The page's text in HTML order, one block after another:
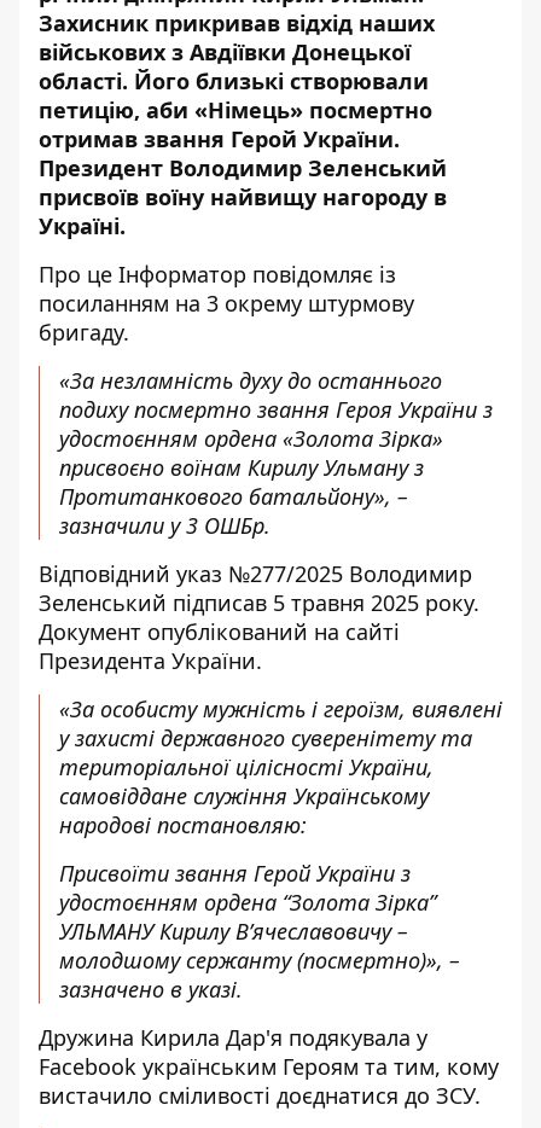
Захисник прикривав відхід наших
військових з Авдіївки Донецької
області. Його близькі створювали
петицію, аби «Німець» посмертно
отримав звання Герой України.
Президент Володимир Зеленський
присвоїв воїну найвищу нагороду в
Україні.
Про це Інформатор повідомляє із
посиланням на 3 окрему штурмову
бригаду.
«За незламність духу до останнього
подиху посмертно звання Героя України з
удостоєнням ордена «Золота Зірка»
присвоєно воїнам Кирилу Ульману з
Протитанкового батальйону», –
зазначили у 3 ОШБр.
Відповідний указ №277/2025 Володимир
Зеленський підписав 5 травня 2025 року.
Документ опублікований на сайті
Президента України.
«За особисту мужність і героїзм, виявлені
у захисті державного суверенітету та
територіальної цілісності України,
самовіддане служіння Українському
народові постановляю:
Присвоїти звання Герой України з
удостоєнням ордена “Золота Зірка”
УЛЬМАНУ Кирилу Вʼячеславовичу –
молодшому сержанту (посмертно)», –
зазначено в указі.
Дружина Кирила Дар'я подякувала у
Facebook українським Героям та тим, кому
вистачило сміливості доєднатися до ЗСУ.